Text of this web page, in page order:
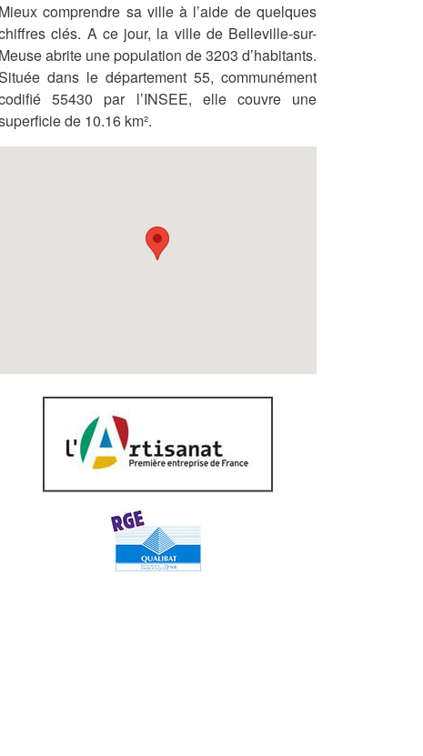
Mieux comprendre sa ville à l’aide de quelques
clés. A ce jour, la ville de Belleville-sur-
Meuse abrite une population de 3203 d’habitants.
dans le département 55, communément
55430 par l’INSEE, elle couvre une
de 10.16 km².